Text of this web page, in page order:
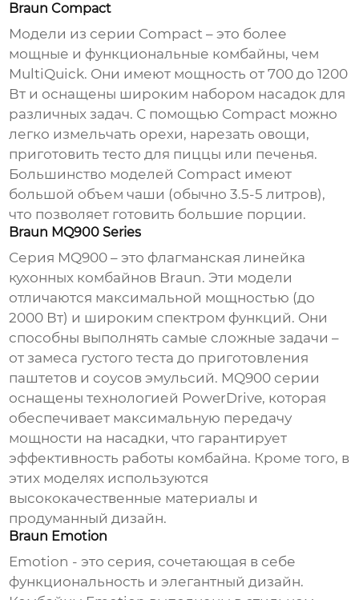
Braun Compact
Модели из серии Compact – это более
мощные и функциональные комбайны, чем
MultiQuick. Они имеют мощность от 700 до 1200
Вт и оснащены широким набором насадок для
различных задач. С помощью Compact можно
легко измельчать орехи, нарезать овощи,
приготовить тесто для пиццы или печенья.
Большинство моделей Compact имеют
большой объем чаши (обычно 3.5-5 литров),
что позволяет готовить большие порции.
Braun MQ900 Series
Серия MQ900 – это флагманская линейка
кухонных комбайнов Braun. Эти модели
отличаются максимальной мощностью (до
2000 Вт) и широким спектром функций. Они
способны выполнять самые сложные задачи –
от замеса густого теста до приготовления
паштетов и соусов эмульсий. MQ900 серии
оснащены технологией PowerDrive, которая
обеспечивает максимальную передачу
мощности на насадки, что гарантирует
эффективность работы комбайна. Кроме того, в
этих моделях используются
высококачественные материалы и
продуманный дизайн.
Braun Emotion
Emotion - это серия, сочетающая в себе
функциональность и элегантный дизайн.